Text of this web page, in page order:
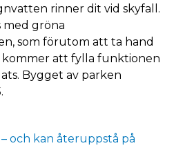
rinner dit vid skyfall.
med gröna
som förutom att ta hand
att fylla funktionen
Bygget av parken
och kan återuppstå på